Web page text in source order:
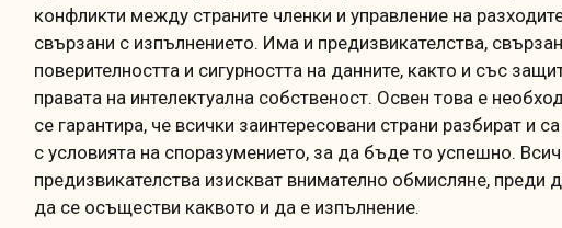
конфликти между страните членки и управление на
свързани с изпълнението. Има и предизвикателства,
поверителността и сигурността на данните, както и със
правата на интелектуална собственост. Освен това е
се гарантира, че всички заинтересовани страни разбират и
с условията на споразумението, за да бъде то успешно.
предизвикателства изискват внимателно обмисляне, преди
да се осъществи каквото и да е изпълнение.